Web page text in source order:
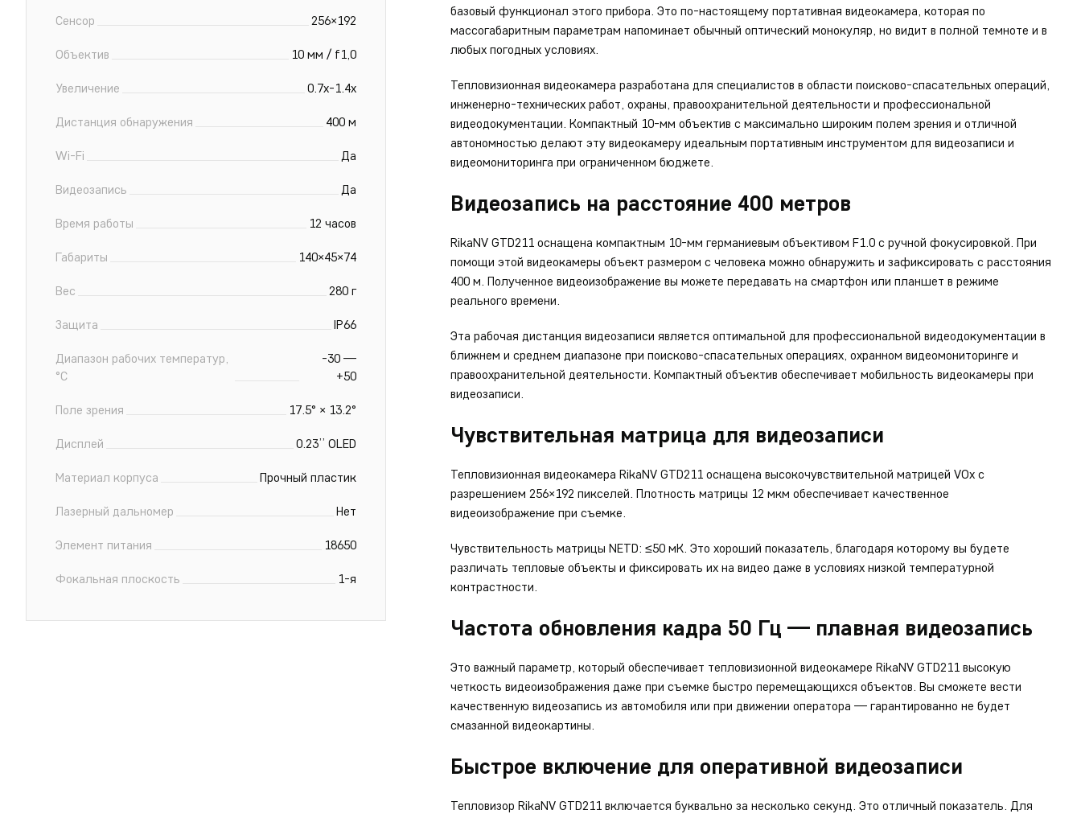
Сенсор 256×192
Объектив 10 мм / f1,0
Увеличение 0.7x-1.4x
Дистанция обнаружения 400 м
Wi-Fi Да
Видеозапись Да
Время работы 12 часов
Габариты 140×45×74
Вес 280 г
Защита IP66
Диапазон рабочих температур,
°С
-30 —
+50
Поле зрения 17.5° × 13.2°
Дисплей 0.23’’ OLED
Материал корпуса Прочный пластик
Лазерный дальномер Нет
Элемент питания 18650
Фокальная плоскость 1-я
базовый функционал этого прибора. Это по-настоящему портативная видеокамера, которая по
массогабаритным параметрам напоминает обычный оптический монокуляр, но видит в полной темноте и в
любых погодных условиях.
Тепловизионная видеокамера разработана для специалистов в области поисково-спасательных операций,
инженерно-технических работ, охраны, правоохранительной деятельности и профессиональной
видеодокументации. Компактный 10-мм объектив с максимально широким полем зрения и отличной
автономностью делают эту видеокамеру идеальным портативным инструментом для видеозаписи и
видеомониторинга при ограниченном бюджете.
Видеозапись на расстояние 400 метров
RikaNV GTD211 оснащена компактным 10-мм германиевым объективом F1.0 с ручной фокусировкой. При
помощи этой видеокамеры объект размером с человека можно обнаружить и зафиксировать с расстояния
400 м. Полученное видеоизображение вы можете передавать на смартфон или планшет в режиме
реального времени.
Эта рабочая дистанция видеозаписи является оптимальной для профессиональной видеодокументации в
ближнем и среднем диапазоне при поисково-спасательных операциях, охранном видеомониторинге и
правоохранительной деятельности. Компактный объектив обеспечивает мобильность видеокамеры при
видеозаписи.
Чувствительная матрица для видеозаписи
Тепловизионная видеокамера RikaNV GTD211 оснащена высокочувствительной матрицей VOx с
разрешением 256×192 пикселей. Плотность матрицы 12 мкм обеспечивает качественное
видеоизображение при съемке.
Чувствительность матрицы NETD: ≤50 мК. Это хороший показатель, благодаря которому вы будете
различать тепловые объекты и фиксировать их на видео даже в условиях низкой температурной
контрастности.
Частота обновления кадра 50 Гц — плавная видеозапись
Это важный параметр, который обеспечивает тепловизионной видеокамере RikaNV GTD211 высокую
четкость видеоизображения даже при съемке быстро перемещающихся объектов. Вы сможете вести
качественную видеозапись из автомобиля или при движении оператора — гарантированно не будет
смазанной видеокартины.
Быстрое включение для оперативной видеозаписи
Тепловизор RikaNV GTD211 включается буквально за несколько секунд. Это отличный показатель. Для